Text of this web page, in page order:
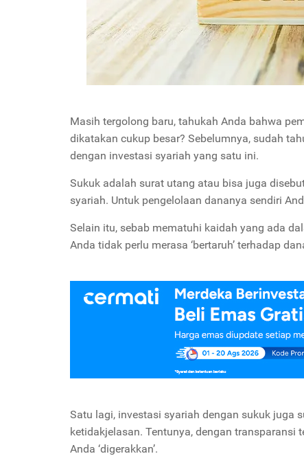
Masih tergolong baru, tahukah Anda bahwa
dikatakan cukup besar? Sebelumnya, sudah
dengan investasi syariah yang satu ini.
Sukuk adalah surat utang atau bisa juga
syariah. Untuk pengelolaan dananya sendiri
Selain itu, sebab mematuhi kaidah yang ada
Anda tidak perlu merasa ‘bertaruh’ terhadap
Satu lagi, investasi syariah dengan sukuk juga
ketidakjelasan. Tentunya, dengan transparansi
Anda ‘digerakkan’.